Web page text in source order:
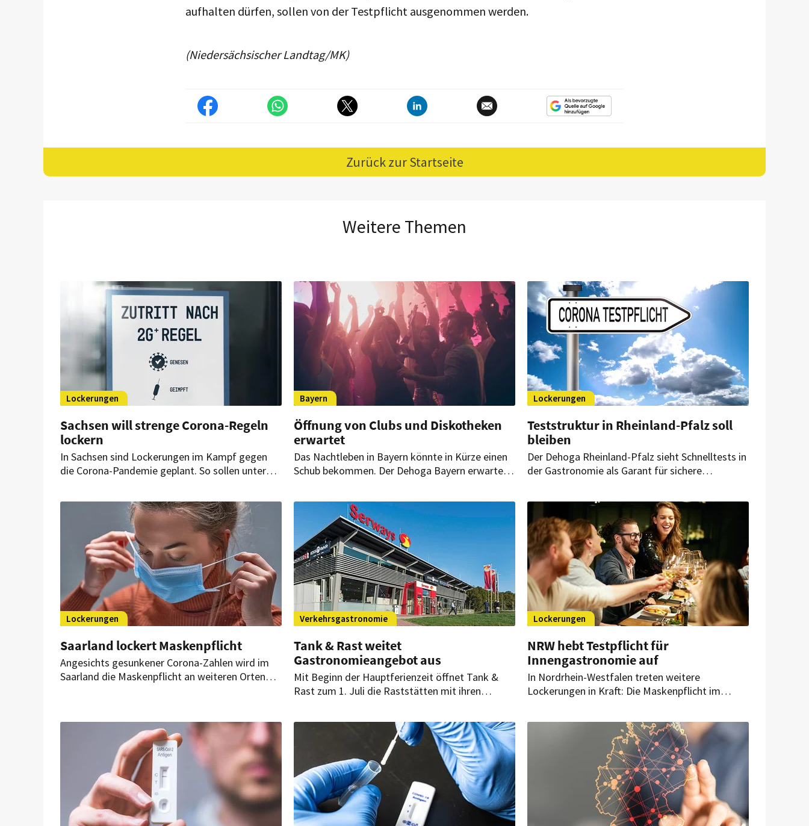
aufhalten dürfen, sollen von der Testpflicht ausgenommen werden.
(Niedersächsischer Landtag/MK)
Zurück zur Startseite
Weitere Themen
Lockerungen
Sachsen will strenge Corona-Regeln
lockern
In Sachsen sind Lockerungen im Kampf gegen
die Corona-Pandemie geplant. So sollen unter
plus-Regel ab 14. Januar wieder öffnen können.
Bayern
Öffnung von Clubs und Diskotheken
erwartet
Das Nachtleben in Bayern könnte in Kürze einen
Schub bekommen. Der Dehoga Bayern erwartet
bereits in den ersten Oktobertagen die Öffnung
von Clubs und Diskotheken.
Lockerungen
Teststruktur in Rheinland-Pfalz soll
bleiben
Der Dehoga Rheinland-Pfalz sieht Schnelltests in
der Gastronomie als Garant für sichere
die Maskenpflicht so schnell wie möglich
Lockerungen
Saarland lockert Maskenpflicht
Angesichts gesunkener Corona-Zahlen wird im
Saarland die Maskenpflicht an weiteren Orten
Verkehrsgastronomie
Tank & Rast weitet
Gastronomieangebot aus
Mit Beginn der Hauptferienzeit öffnet Tank &
Rast zum 1. Juli die Raststätten mit ihren
Gastronomieangebot aus. Auch die Restaurants
von McDonald’s und Burger King sind dann
Lockerungen
NRW hebt Testpflicht für
Innengastronomie auf
In Nordrhein-Westfalen treten weitere
Lockerungen in Kraft: Die Maskenpflicht im
Tests für die Innengastronomie sind keine
Pflicht mehr. Nur Köln macht eine Ausnahme.